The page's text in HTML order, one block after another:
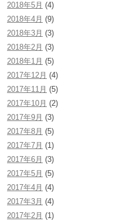
2018年5月 (4)
2018年4月 (9)
2018年3月 (3)
2018年2月 (3)
2018年1月 (5)
2017年12月 (4)
2017年11月 (5)
2017年10月 (2)
2017年9月 (3)
2017年8月 (5)
2017年7月 (1)
2017年6月 (3)
2017年5月 (5)
2017年4月 (4)
2017年3月 (4)
2017年2月 (1)